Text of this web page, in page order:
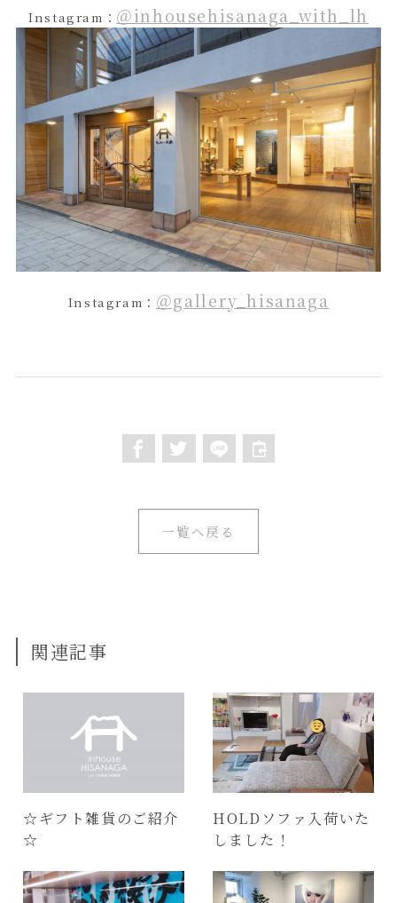
Instagram： ＠inhousehisanaga_with_lh
Instagram： ＠gallery_hisanaga
一覧へ戻る
関連記事
☆ギフト雑貨のご紹介
☆
HOLDソファ入荷いた
しました！